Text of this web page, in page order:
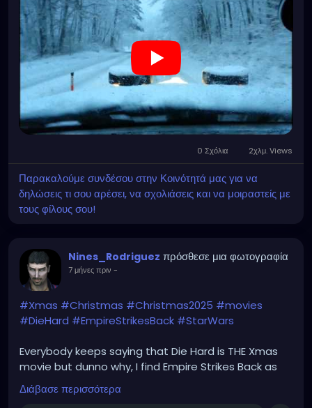
0 Σχόλια 2χλμ. Views
Παρακαλούμε συνδέσου στην Κοινότητά μας για να
δηλώσεις τι σου αρέσει, να σχολιάσεις και να μοιραστείς με
τους φίλους σου!
Nines_Rodriguez πρόσθεσε μια φωτογραφία
7 μήνες πριν -
#Xmas #Christmas #Christmas2025 #movies
#DieHard #EmpireStrikesBack #StarWars
Everybody keeps saying that Die Hard is THE Xmas
movie but dunno why, I find Empire Strikes Back as
No1. Am I right or not?
Διάβασε περισσότερα